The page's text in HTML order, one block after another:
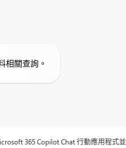
相關查詢。
365 Copilot Chat 行動應用程式